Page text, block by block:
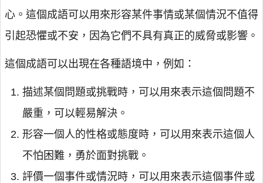
心。這個成語可以用來形容某件事情或某個情況不值得
引起恐懼或不安，因為它們不具有真正的威脅或影響。
這個成語可以出現在各種語境中，例如：
描述某個問題或挑戰時，可以用來表示這個問題不
嚴重，可以輕易解決。
形容一個人的性格或態度時，可以用來表示這個人
不怕困難，勇於面對挑戰。
評價一個事件或情況時，可以用來表示這個事件或